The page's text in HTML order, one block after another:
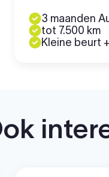
3 maanden
tot 7.500 km
Kleine beurt